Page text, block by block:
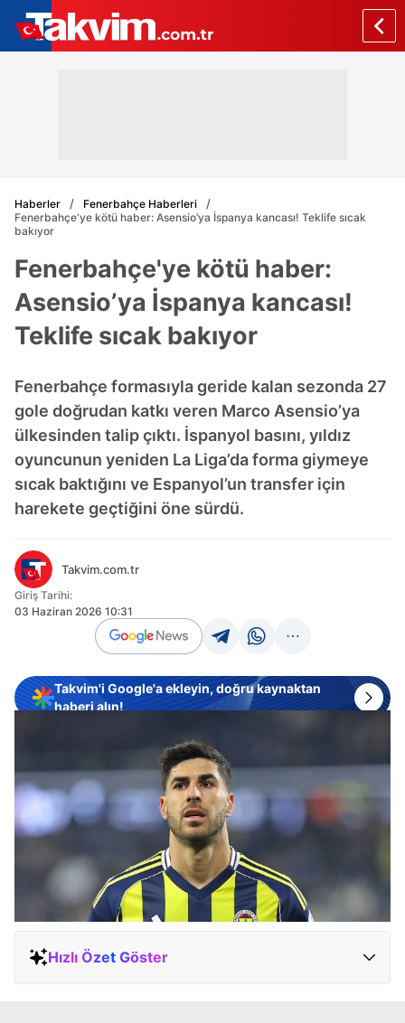
Haberler
Fenerbahçe Haberleri
Fenerbahçe'ye kötü haber: Asensio’ya İspanya kancası! Teklife sıcak
bakıyor
Fenerbahçe'ye kötü haber:
Asensio’ya İspanya kancası!
Teklife sıcak bakıyor
Fenerbahçe formasıyla geride kalan sezonda 27
gole doğrudan katkı veren Marco Asensio’ya
ülkesinden talip çıktı. İspanyol basını, yıldız
oyuncunun yeniden La Liga’da forma giymeye
sıcak baktığını ve Espanyol’un transfer için
harekete geçtiğini öne sürdü.
Takvim.com.tr
Giriş Tarihi:
03 Haziran 2026 10:31
Takvim'i Google'a ekleyin, doğru kaynaktan
haberi alın!
Hızlı Özet Göster